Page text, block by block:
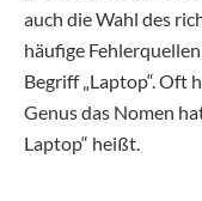
auch die Wahl des
häufige
Begriff „Laptop“. Oft
Genus das Nomen
Laptop“ heißt.